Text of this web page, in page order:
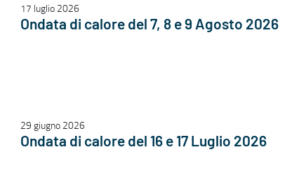
17 luglio 2026
Ondata di calore del 7, 8 e 9 Agosto 2026
29 giugno 2026
Ondata di calore del 16 e 17 Luglio 2026